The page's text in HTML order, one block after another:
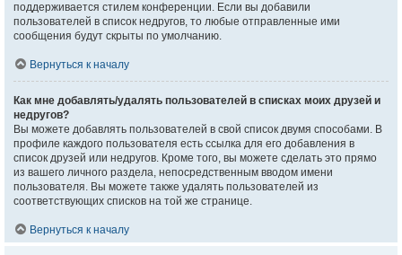
поддерживается стилем конференции. Если вы добавили
пользователей в список недругов, то любые отправленные ими
сообщения будут скрыты по умолчанию.
Вернуться к началу
Как мне добавлять/удалять пользователей в списках моих друзей и
недругов?
Вы можете добавлять пользователей в свой список двумя способами. В
профиле каждого пользователя есть ссылка для его добавления в
список друзей или недругов. Кроме того, вы можете сделать это прямо
из вашего личного раздела, непосредственным вводом имени
пользователя. Вы можете также удалять пользователей из
соответствующих списков на той же странице.
Вернуться к началу